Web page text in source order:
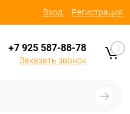
Вход Регистрация
+7 925 587-88-78
Заказать звонок
0